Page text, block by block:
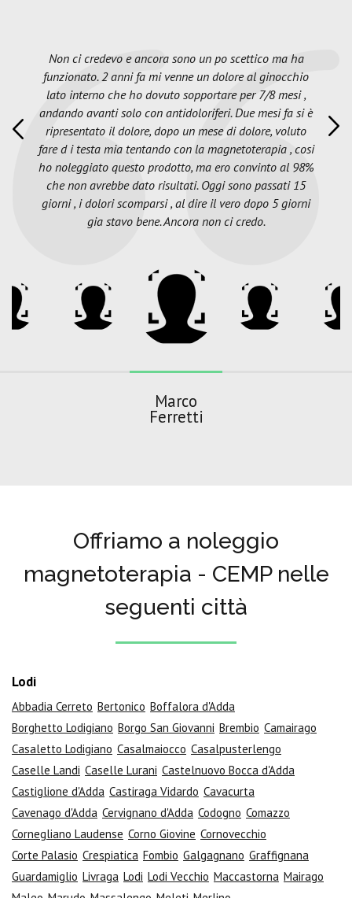
Non ci credevo e ancora sono un po scettico ma ha
funzionato. 2 anni fa mi venne un dolore al ginocchio
lato interno che ho dovuto sopportare per 7/8 mesi ,
andando avanti solo con antidoloriferi. Due mesi fa si è
ripresentato il dolore, dopo un mese di dolore, voluto
fare d i testa mia tentando con la magnetoterapia , cosi
ho noleggiato questo prodotto, ma ero convinto al 98%
che non avrebbe dato risultati. Oggi sono passati 15
giorni , i dolori scomparsi , al dire il vero dopo 5 giorni
gia stavo bene. Ancora non ci credo.
Marco
Ferretti
Offriamo a noleggio
magnetoterapia - CEMP nelle
seguenti città
Lodi
Abbadia Cerreto Bertonico Boffalora d'Adda
Borghetto Lodigiano Borgo San Giovanni Brembio Camairago
Casaletto Lodigiano Casalmaiocco Casalpusterlengo
Caselle Landi Caselle Lurani Castelnuovo Bocca d'Adda
Castiglione d'Adda Castiraga Vidardo Cavacurta
Cavenago d'Adda Cervignano d'Adda Codogno Comazzo
Cornegliano Laudense Corno Giovine Cornovecchio
Corte Palasio Crespiatica Fombio Galgagnano Graffignana
Guardamiglio Livraga Lodi Lodi Vecchio Maccastorna Mairago